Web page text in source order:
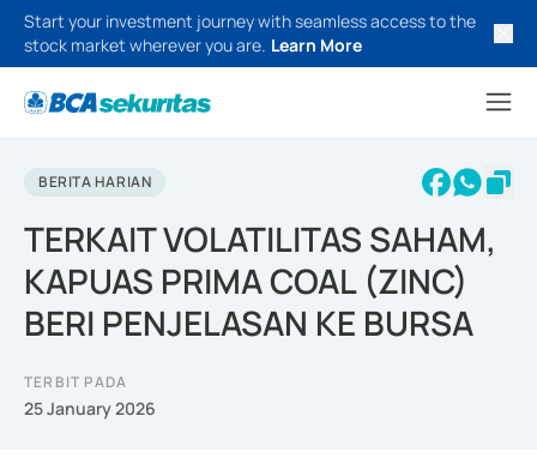
Start your investment journey with seamless access to the
stock market wherever you are. Learn More
BERITA HARIAN
TERKAIT VOLATILITAS SAHAM,
KAPUAS PRIMA COAL (ZINC)
BERI PENJELASAN KE BURSA
TERBIT PADA
25 January 2026